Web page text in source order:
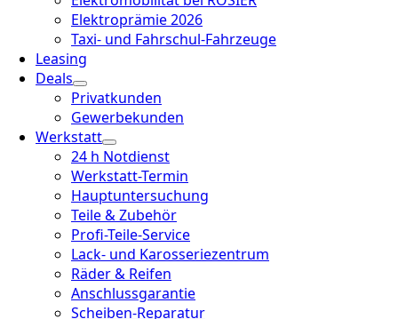
Elektroprämie 2026
Taxi- und Fahrschul-Fahrzeuge
Leasing
Deals
Privatkunden
Gewerbekunden
Werkstatt
24 h Notdienst
Werkstatt-Termin
Hauptuntersuchung
Teile & Zubehör
Profi-Teile-Service
Lack- und Karosseriezentrum
Räder & Reifen
Anschlussgarantie
Scheiben-Reparatur